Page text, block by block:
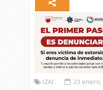
IZAI 23 enero,